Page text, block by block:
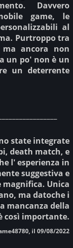
Davvero
game, le
al
Purtroppo tra
ancora non
un po' non è un
un deterrente
state integrate
death match, e
l' esperienza in
suggestiva e
magnifica. Unica
ma datoche i
mancanza della
così importante.
il 09/08/2022